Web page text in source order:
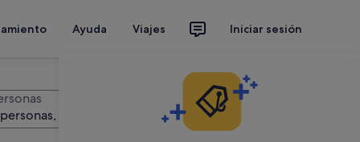
Ayuda Viajes Iniciar sesión
1 habitación